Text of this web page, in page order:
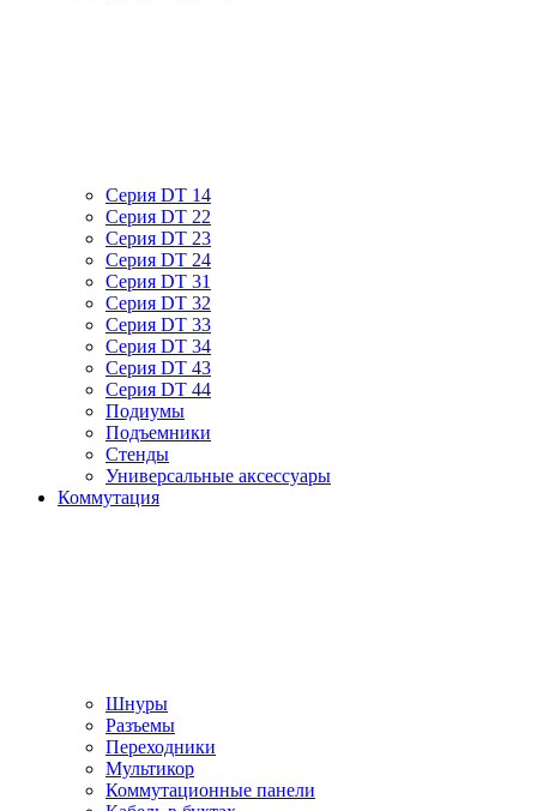
Серия DT 14
Серия DT 22
Серия DT 23
Серия DT 24
Серия DT 31
Серия DT 32
Серия DT 33
Серия DT 34
Серия DT 43
Серия DT 44
Подиумы
Подъемники
Стенды
Универсальные аксессуары
Коммутация
Шнуры
Разъемы
Переходники
Мультикор
Коммутационные панели